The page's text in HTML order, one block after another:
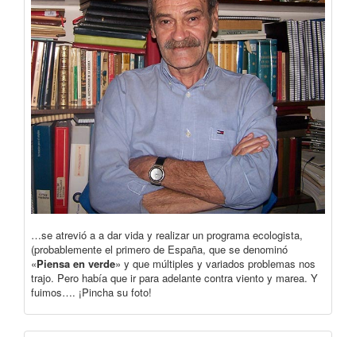
…se atrevió a a dar vida y realizar un programa ecologista,
(probablemente el primero de España, que se denominó
«Piensa en verde» y que múltiples y variados problemas nos
trajo. Pero había que ir para adelante contra viento y marea. Y
fuimos…. ¡Pincha su foto!